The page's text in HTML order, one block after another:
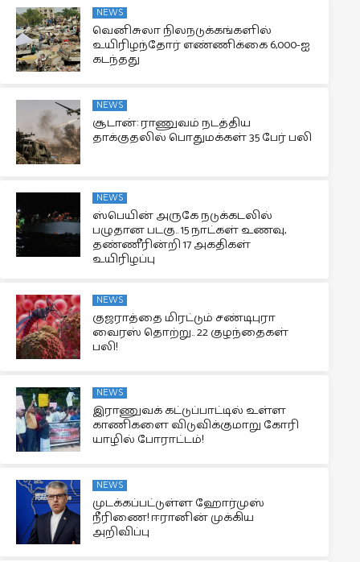
NEWS
வெனிசுலா நிலநடுக்கங்களில்
உயிரிழந்தோர் எண்ணிக்கை 6,000-ஐ
கடந்தது
NEWS
சூடான்: ராணுவம் நடத்திய
தாக்குதலில் பொதுமக்கள் 35 பேர் பலி
NEWS
ஸ்பெயின் அருகே நடுக்கடலில்
பழுதான படகு.. 15 நாட்கள் உணவு,
தண்ணீரின்றி 17 அகதிகள்
உயிரிழப்பு
NEWS
குஜராத்தை மிரட்டும் சண்டிபுரா
வைரஸ் தொற்று.. 22 குழந்தைகள்
பலி!
NEWS
இராணுவக் கட்டுப்பாட்டில் உள்ள
காணிகளை விடுவிக்குமாறு கோரி
யாழில் போராட்டம்!
NEWS
முடக்கப்பட்டுள்ள ஹோர்முஸ்
நீரிணை! ஈரானின் முக்கிய
அறிவிப்பு